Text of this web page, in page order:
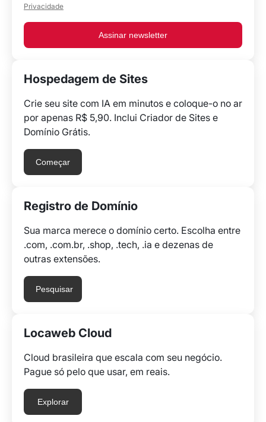
Privacidade
Assinar newsletter
Hospedagem de Sites
Crie seu site com IA em minutos e coloque-o no ar
por apenas R$ 5,90. Inclui Criador de Sites e
Domínio Grátis.
Começar
Registro de Domínio
Sua marca merece o domínio certo. Escolha entre
.com, .com.br, .shop, .tech, .ia e dezenas de
outras extensões.
Pesquisar
Locaweb Cloud
Cloud brasileira que escala com seu negócio.
Pague só pelo que usar, em reais.
Explorar